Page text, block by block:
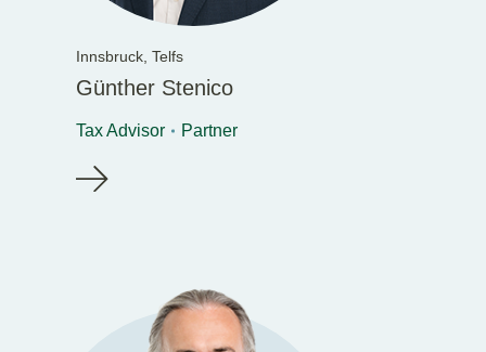
Innsbruck, Telfs
Günther Stenico
Tax Advisor Partner